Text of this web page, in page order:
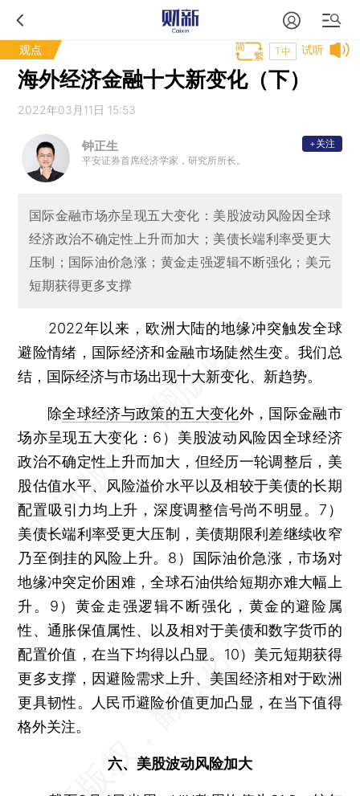
观点 试听
T中
海外经济金融十大新变化（下）
2022年03月11日 15:53
钟正生
平安证券首席经济学家，研究所所长。
+关注
国际金融市场亦呈现五大变化：美股波动风险因全球
经济政治不确定性上升而加大；美债长端利率受更大
压制；国际油价急涨；黄金走强逻辑不断强化；美元
短期获得更多支撑
2022年以来，欧洲大陆的地缘冲突触发全球
避险情绪，国际经济和金融市场陡然生变。我们总
结，国际经济与市场出现十大新变化、新趋势。
除全球经济与政策的五大变化外，国际金融市
场亦呈现五大变化：6）美股波动风险因全球经济
政治不确定性上升而加大，但经历一轮调整后，美
股估值水平、风险溢价水平以及相较于美债的长期
配置吸引力均上升，深度调整信号尚不明显。7）
美债长端利率受更大压制，美债期限利差继续收窄
乃至倒挂的风险上升。8）国际油价急涨，市场对
地缘冲突定价困难，全球石油供给短期亦难大幅上
升。9）黄金走强逻辑不断强化，黄金的避险属
性、通胀保值属性、以及相对于美债和数字货币的
配置价值，在当下均得以凸显。10）美元短期获得
更多支撑，因避险需求上升、美国经济相对于欧洲
更具韧性。人民币避险价值更加凸显，在当下值得
格外关注。
六、美股波动风险加大